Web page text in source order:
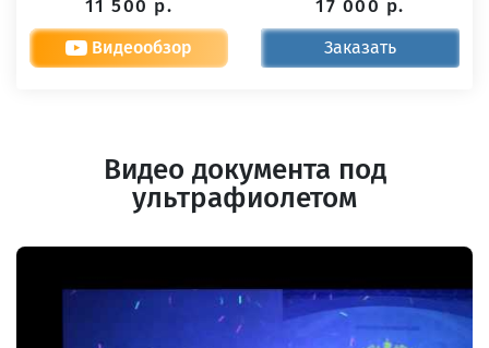
11 500 р. 17 000 р.
Видеообзор Заказать
Видео документа под
ультрафиолетом